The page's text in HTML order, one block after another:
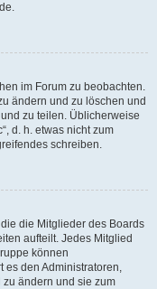
im Forum zu beobachten.
ändern und zu löschen und
zu teilen. Üblicherweise
d. h. etwas nicht zum
schreiben.
die Mitglieder des Boards
aufteilt. Jedes Mitglied
können
es den Administratoren,
ändern und sie zum